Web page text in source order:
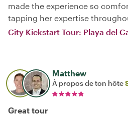
made the experience so
tapping her expertise
City Kickstart Tour: Playa del
Matthew
À propos de ton hôte
Great tour